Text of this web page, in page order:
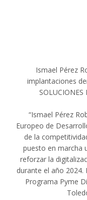
Ismael Pérez
implantaciones
SOLUCIONES
“Ismael Pérez
Europeo de
de la
puesto en marcha
reforzar la
durante el año
Programa Pyme